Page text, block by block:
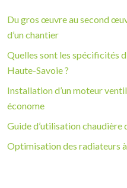
Du gros œuvre au second
d’un chantier
Quelles sont les spécificités
Haute-Savoie ?
Installation d’un moteur
économe
Guide d’utilisation
Optimisation des radiateurs